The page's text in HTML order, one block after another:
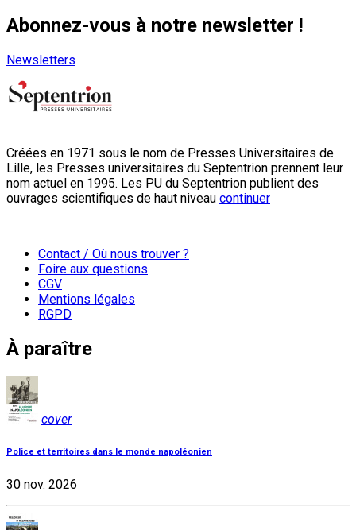
Abonnez-vous à notre newsletter !
Newsletters
Créées en 1971 sous le nom de Presses Universitaires de
Lille, les Presses universitaires du Septentrion prennent leur
nom actuel en 1995. Les PU du Septentrion publient des
ouvrages scientifiques de haut niveau continuer
Contact / Où nous trouver ?
Foire aux questions
CGV
Mentions légales
RGPD
À paraître
cover
Police et territoires dans le monde napoléonien
30 nov. 2026